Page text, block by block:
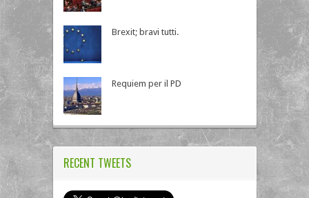
Brexit; bravi tutti.
Requiem per il PD
RECENT TWEETS